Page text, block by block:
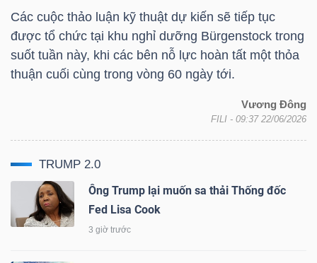
Các cuộc thảo luận kỹ thuật dự kiến sẽ tiếp tục
được tổ chức tại khu nghỉ dưỡng Bürgenstock trong
suốt tuần này, khi các bên nỗ lực hoàn tất một thỏa
thuận cuối cùng trong vòng 60 ngày tới.
Vương Đông
FILI - 09:37 22/06/2026
TRUMP 2.0
Ông Trump lại muốn sa thải Thống đốc
Fed Lisa Cook
3 giờ trước
TÀI
CHÍNH
CÔNG
NGHỆ
THÔNG
TIN